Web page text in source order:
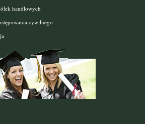
handlowych
cywilnego